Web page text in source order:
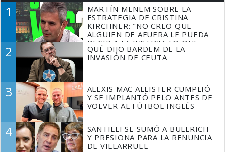
1
MARTÍN MENEM SOBRE LA
ESTRATEGIA DE CRISTINA
KIRCHNER: "NO CREO QUE
ALGUIEN DE AFUERA LE PUEDA
DECIR A LA JUSTICIA LO QUE
TIENE QUE HACER"
2
QUÉ DIJO BARDEM DE LA
INVASIÓN DE CEUTA
3
ALEXIS MAC ALLISTER CUMPLIÓ
Y SE IMPLANTÓ PELO ANTES DE
VOLVER AL FÚTBOL INGLÉS
4
SANTILLI SE SUMÓ A BULLRICH
Y PRESIONA PARA LA RENUNCIA
DE VILLARRUEL